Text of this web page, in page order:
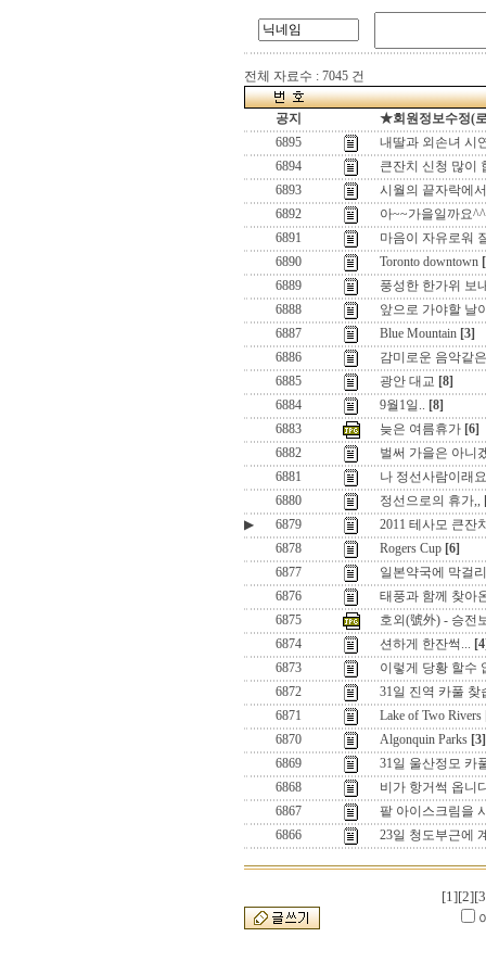
전체 자료수 : 7045 건
공지
★회원정보수정(
6895
내딸과 외손녀 시
6894
큰잔치 신청 많이
6893
시월의 끝자락에
6892
아~~가을일까요^^
6891
마음이 자유로워
6890
Toronto downtown
6889
풍성한 한가위 보
6888
앞으로 가야할 날
6887
Blue Mountain [3]
6886
감미로운 음악같
6885
광안 대교 [8]
6884
9월1일.. [8]
6883
늦은 여름휴가 [6]
6882
벌써 가을은 아니
6881
나 정선사람이래
6880
정선으로의 휴가,,
▶
6879
2011 테사모 큰잔
6878
Rogers Cup [6]
6877
일본약국에 막걸
6876
태풍과 함께 찾아
6875
호외(號外) - 승전
6874
션하게 한잔썩...
6873
이렇게 당황 할수
6872
31일 진역 카풀 찾
6871
Lake of Two Rivers
6870
Algonquin Parks [3]
6869
31일 울산정모 카
6868
비가 항거썩 옵니
6867
팥 아이스크림을
6866
23일 청도부근에
[1][2]